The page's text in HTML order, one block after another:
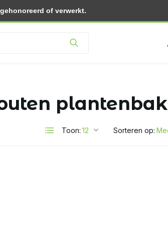
Account
Account
plantenbak
Toon: Sorteren op:
of verwerkt.